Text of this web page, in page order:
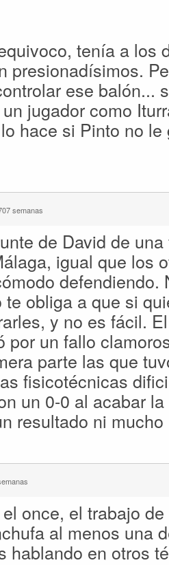
tenía a los
presionadísimos.
ese balón...
jugador como
hace si Pinto no
semanas
de David de
igual que los
defendiendo.
obliga a que si
y no es fácil.
por un fallo
parte las que
fisicotécnicas
un 0-0 al acabar
resultado ni
once, el trabajo
al menos una
hablando en otros